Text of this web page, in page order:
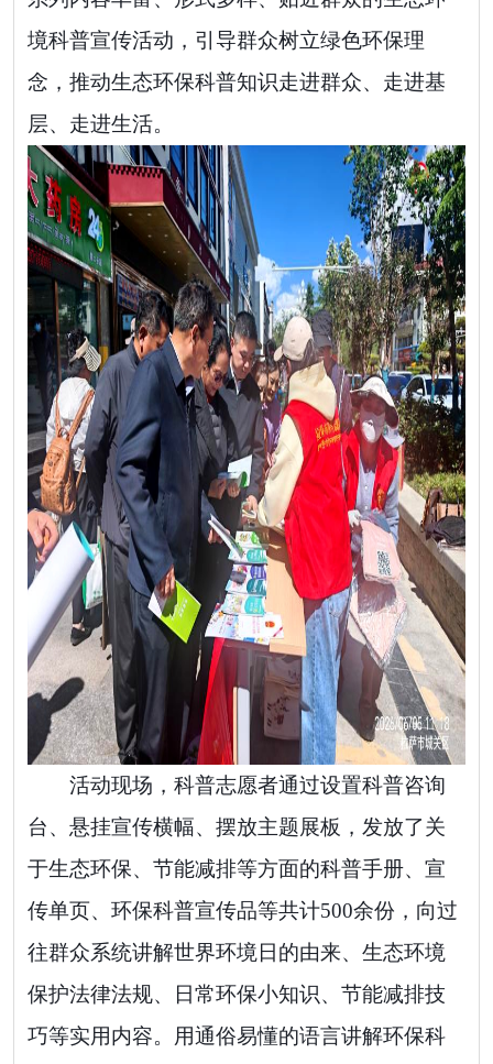
境科普宣传活动，引导群众树立绿色环保理
念，推动生态环保科普知识走进群众、走进基
层、走进生活。
活动现场，科普志愿者通过设置科普咨询
台、悬挂宣传横幅、摆放主题展板，发放了关
于生态环保、节能减排等方面的科普手册、宣
传单页、环保科普宣传品等共计500余份，向过
往群众系统讲解世界环境日的由来、生态环境
保护法律法规、日常环保小知识、节能减排技
巧等实用内容。用通俗易懂的语言讲解环保科